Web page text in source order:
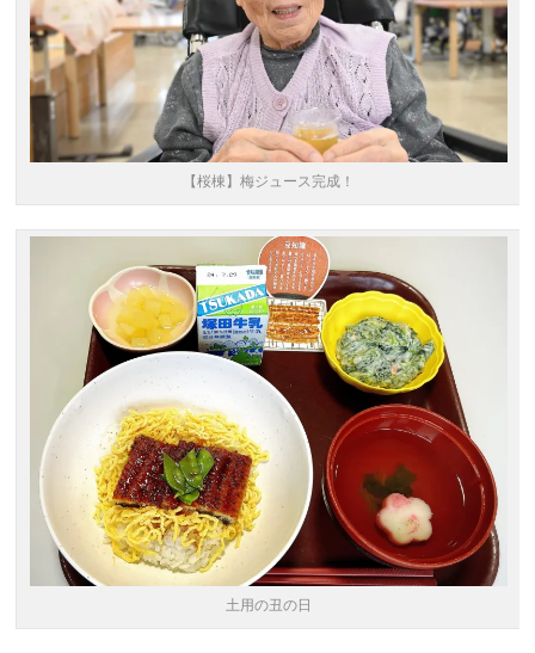
【桜棟】梅ジュース完成！
土用の丑の日